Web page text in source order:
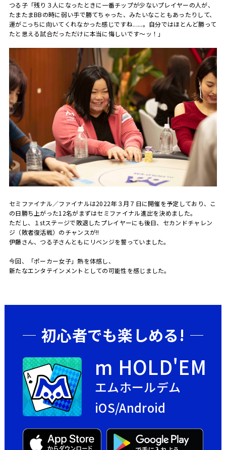
つる子「残り３人になったときに一番チップが少ないプレイヤーの人が、
たまたまBBの時に弱い手で勝てちゃった、みたいなこともあったりして、
運がこっちに向いてくれなかった感じですね......。自分ではほとんど勝って
たと思える試合だっただけに本当に悔しいです～ッ！」
セミファイナル／ファイナルは2022年３月７日に開催を予定しており、こ
の日勝ち上がった12名がまずはセミファイナル進出を決めました。
ただし、１stステージで敗退したプレイヤーにも後日、セカンドチャレン
ジ（敗者復活戦）のチャンスが!!
伊藤さん、つる子さんともにリベンジを誓っていました。
今回、「ポーカー女子」熱を体感し、
新たなエンタテインメントとしての可能性を感じました。
初心者でも楽しめる!
m HOLD'EM
エムホールデム
iOS/Android